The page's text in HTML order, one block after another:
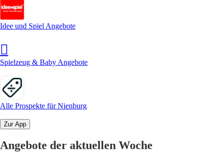
Idee und Spiel Angebote
Spielzeug & Baby Angebote
Alle Prospekte für Nienburg
Zur App
Angebote der aktuellen Woche